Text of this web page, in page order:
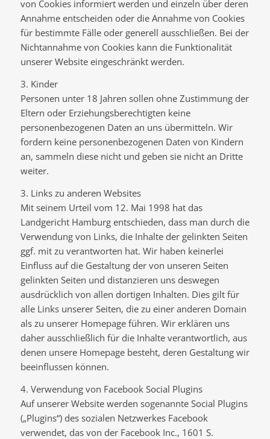
von Cookies informiert werden und einzeln über deren
Annahme entscheiden oder die Annahme von Cookies
für bestimmte Fälle oder generell ausschließen. Bei der
Nichtannahme von Cookies kann die Funktionalität
unserer Website eingeschränkt werden.
3. Kinder
Personen unter 18 Jahren sollen ohne Zustimmung der
Eltern oder Erziehungsberechtigten keine
personenbezogenen Daten an uns übermitteln. Wir
fordern keine personenbezogenen Daten von Kindern
an, sammeln diese nicht und geben sie nicht an Dritte
weiter.
3. Links zu anderen Websites
Mit seinem Urteil vom 12. Mai 1998 hat das
Landgericht Hamburg entschieden, dass man durch die
Verwendung von Links, die Inhalte der gelinkten Seiten
ggf. mit zu verantworten hat. Wir haben keinerlei
Einfluss auf die Gestaltung der von unseren Seiten
gelinkten Seiten und distanzieren uns deswegen
ausdrücklich von allen dortigen Inhalten. Dies gilt für
alle Links unserer Seiten, die zu einer anderen Domain
als zu unserer Homepage führen. Wir erklären uns
daher ausschließlich für die Inhalte verantwortlich, aus
denen unsere Homepage besteht, deren Gestaltung wir
beeinflussen können.
4. Verwendung von Facebook Social Plugins
Auf unserer Website werden sogenannte Social Plugins
(„Plugins“) des sozialen Netzwerkes Facebook
verwendet, das von der Facebook Inc., 1601 S.